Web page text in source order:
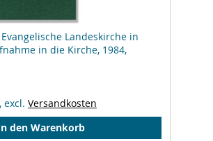
Landeskirche in
in die Kirche, 1984,
, excl. Versandkosten
den Warenkorb